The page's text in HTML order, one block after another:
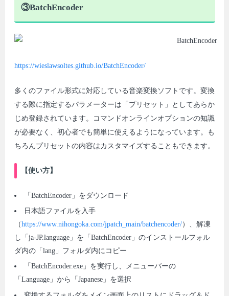
③BatchEncoder
https://wieslawsoltes.github.io/BatchEncoder/
多くのファイル形式に対応している音楽変換ソフトです。変換
する際に指定するパラメーターは「プリセット」としてあらか
じめ登録されています。コマンドオンラインオプションの知識
が必要なく、初心者でも簡単に使えるようになっています。も
ちろんプリセットの内容はカスタマイズすることもできます。
【使い方】
「BatchEncoder」をダウンロード
日本語ファイルを入手
（https://www.nihongoka.com/jpatch_main/batchencoder/）、解凍
し「ja-JP.language」を「BatchEncoder」のインストールフォル
ダ内の「lang」フォルダ内にコピー
「BatchEncoder.exe」を実行し、メニューバーの
「Language」から「Japanese」を選択